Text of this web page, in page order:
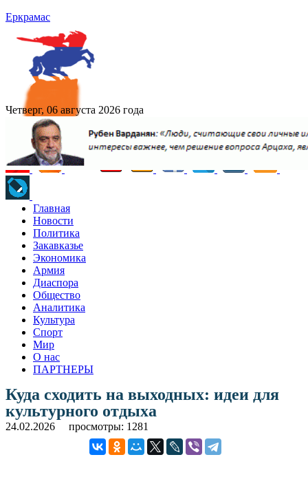
Еркрамас
Четверг, 06 августа 2026 года
Главная
Новости
Политика
Закавказье
Экономика
Армия
Диаспора
Общество
Аналитика
Культура
Спорт
Мир
О нас
ПАРТНЕРЫ
Куда сходить на выходных: идеи для
культурного отдыха
24.02.2026 просмотры: 1281